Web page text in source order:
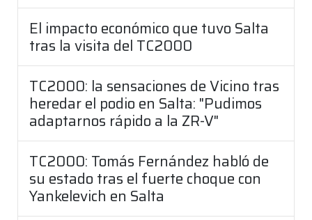
El impacto económico que tuvo Salta
tras la visita del TC2000
TC2000: la sensaciones de Vicino tras
heredar el podio en Salta: "Pudimos
adaptarnos rápido a la ZR-V"
TC2000: Tomás Fernández habló de
su estado tras el fuerte choque con
Yankelevich en Salta